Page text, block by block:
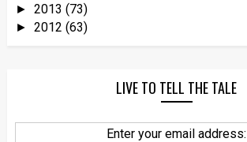
► 2013 (73)
► 2012 (63)
LIVE TO TELL THE TALE
Enter your email address: